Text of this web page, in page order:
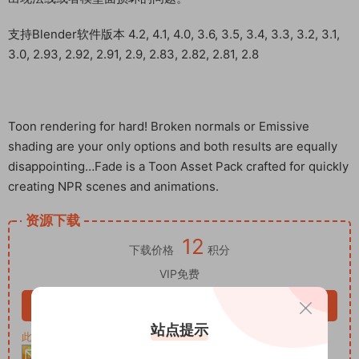
支持Blender软件版本 4.2, 4.1, 4.0, 3.6, 3.5, 3.4, 3.3, 3.2, 3.1,
3.0, 2.93, 2.92, 2.91, 2.9, 2.83, 2.82, 2.81, 2.8
Toon rendering for hard! Broken normals or Emissive
shading are your only options and both results are equally
disappointing…Fade is a Toon Asset Pack crafted for quickly
creating NPR scenes and animations.
资源下载
下载价格 12 积分
VIP免费
此资源购买后30天内可下载。客服QQ：652268626
站点提示